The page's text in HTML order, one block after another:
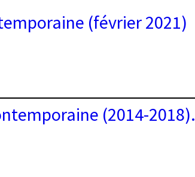
(février 2021)
(2014-2018).